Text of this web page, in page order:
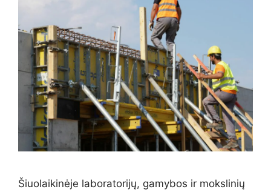
Šiuolaikinėje laboratorijų, gamybos ir mokslinių